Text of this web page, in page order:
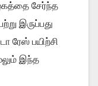
சேர்ந்த
இருப்பது
ரேஸ் பயிற்சி
இந்த